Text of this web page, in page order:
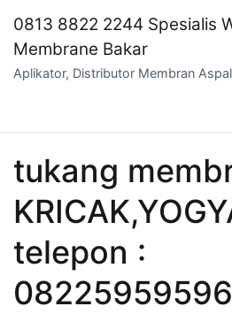
content
0813 8822 2244 Spesialis
Membrane Bakar
Aplikator, Distributor Membran
tukang
telepon :